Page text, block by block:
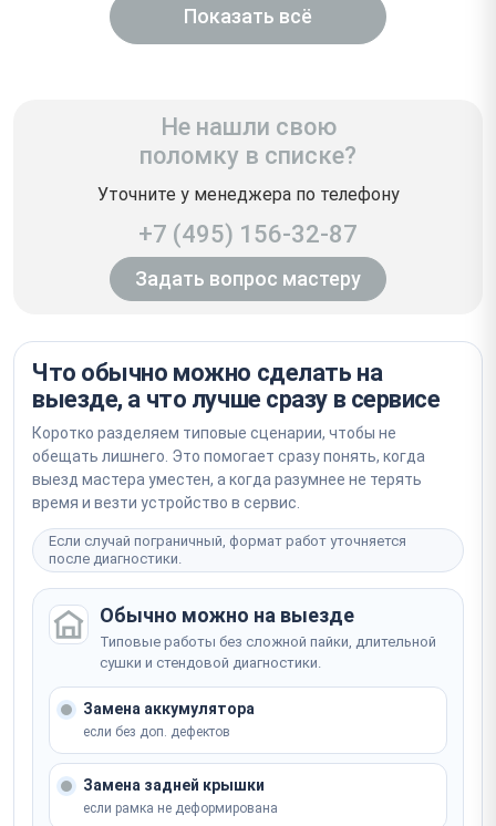
Показать всё
Не нашли свою
поломку в списке?
Уточните у менеджера по телефону
+7 (495) 156-32-87
Задать вопрос мастеру
Что обычно можно сделать на
выезде, а что лучше сразу в сервисе
Коротко разделяем типовые сценарии, чтобы не
обещать лишнего. Это помогает сразу понять, когда
выезд мастера уместен, а когда разумнее не терять
время и везти устройство в сервис.
Если случай пограничный, формат работ уточняется
после диагностики.
Обычно можно на выезде
Типовые работы без сложной пайки, длительной
сушки и стендовой диагностики.
Замена аккумулятора
если без доп. дефектов
Замена задней крышки
если рамка не деформирована